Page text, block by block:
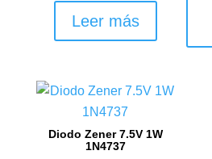
Leer más
Diodo Zener 7.5V 1W
1N4737